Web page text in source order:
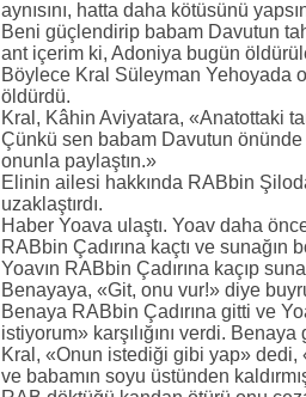
aynısını, hatta daha kötüsünü
Beni güçlendirip babam Davutun
ant içerim ki, Adoniya bugün
Böylece Kral Süleyman Yehoyada
öldürdü.
Kral, Kâhin Aviyatara, «Anatottaki
Çünkü sen babam Davutun önünde
onunla paylaştın.»
Elinin ailesi hakkında RABbin
uzaklaştırdı.
Haber Yoava ulaştı. Yoav daha
RABbin Çadırına kaçtı ve sunağın
Yoavın RABbin Çadırına kaçıp
Benayaya, «Git, onu vur!» diye
Benaya RABbin Çadırına gitti ve
istiyorum» karşılığını verdi.
Kral, «Onun istediği gibi yap» dedi,
ve babamın soyu üstünden